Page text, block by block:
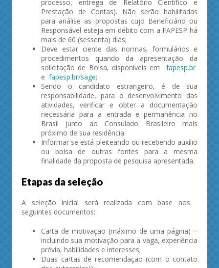
processo, entrega de Relatório Científico e
Prestação de Contas). Não serão habilitadas
para análise as propostas cujo Beneficiário ou
Responsável esteja em débito com a FAPESP há
mais de 60 (sessenta) dias;
Deve estar ciente das normas, formulários e
procedimentos quando da apresentação da
solicitação de Bolsa, disponíveis em fapesp.br
e fapesp.br/sage;
Sendo o candidato estrangeiro, é de sua
responsabilidade, para o desenvolvimento das
atividades, verificar e obter a documentação
necessária para a entrada e permanência no
Brasil junto ao Consulado Brasileiro mais
próximo de sua residência.
Informar se está pleiteando ou recebendo auxílio
ou bolsa de outras fontes para a mesma
finalidade da proposta de pesquisa apresentada.
Etapas da seleção
A seleção inicial será realizada com base nos
seguintes documentos:
Carta de motivação (máximo de uma página) –
incluindo sua motivação para a vaga, experiência
prévia, habilidades e interesses;
Duas cartas de recomendação (com o contato